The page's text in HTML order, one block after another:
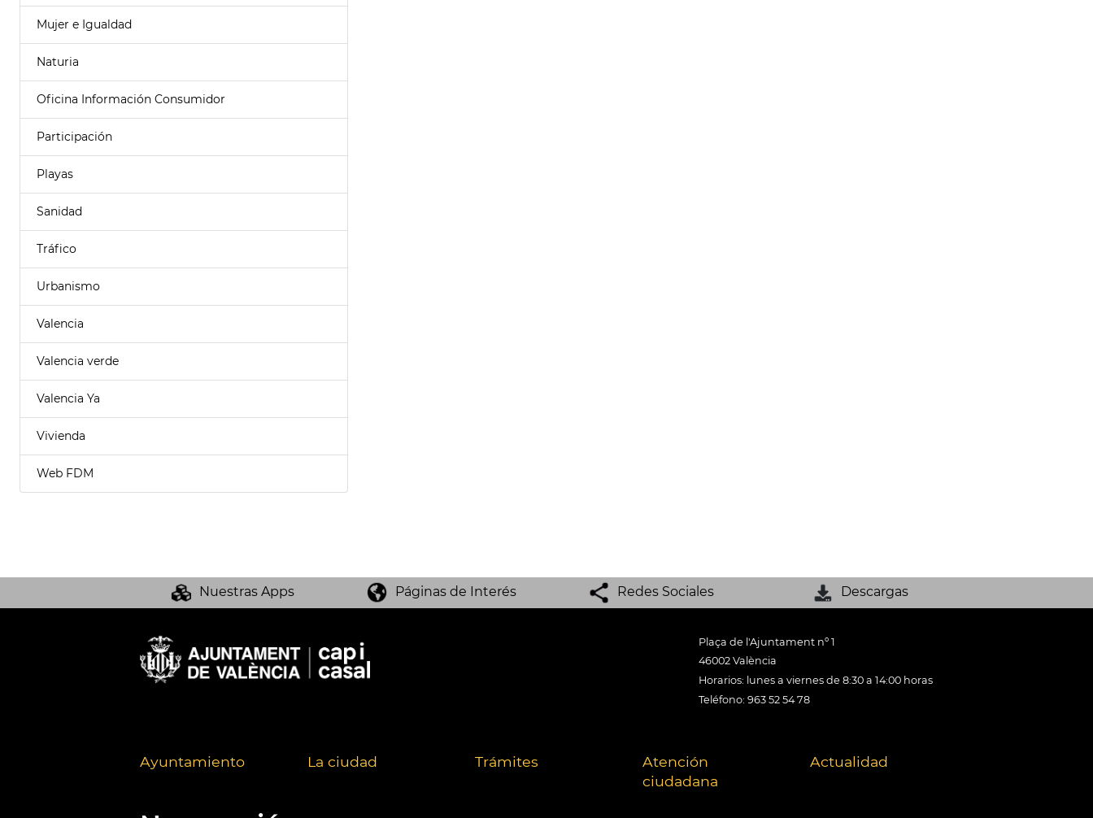
Mujer e Igualdad
Naturia
Oficina Información Consumidor
Participación
Playas
Sanidad
Tráfico
Urbanismo
Valencia
Valencia verde
Valencia Ya
Vivienda
Web FDM
Nuestras Apps Páginas de Interés Redes Sociales Descargas
Plaça de l'Ajuntament nº 1
46002 València
Horarios: lunes a viernes de 8:30 a 14:00 horas
Teléfono: 963 52 54 78
Ayuntamiento La ciudad Trámites
Atención
ciudadana
Actualidad